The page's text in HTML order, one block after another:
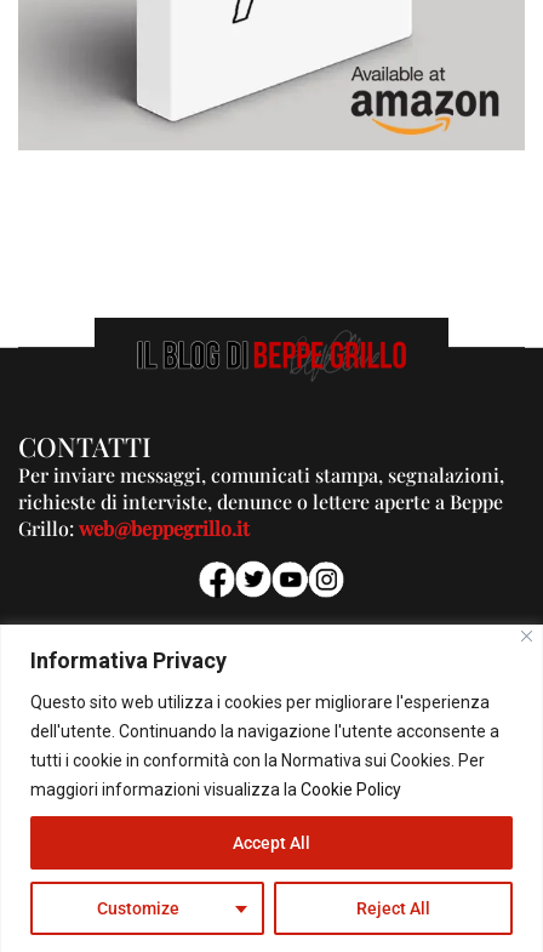
Informativa Privacy
Questo sito web utilizza i cookies per migliorare l'esperienza
dell'utente. Continuando la navigazione l'utente acconsente a
tutti i cookie in conformità con la Normativa sui Cookies. Per
maggiori informazioni visualizza la Cookie Policy
Customize Reject All
Accept All
CONTATTI
Per inviare messaggi, comunicati stampa, segnalazioni,
richieste di interviste, denunce o lettere aperte a Beppe
Grillo:web@beppegrillo.it
PUBBLICITA'
Per la tua pubblicità su questo Blog:
pubblicita@beppegrillo.it
© Copyright 2026 - Il Blog di Beppe Grillo. All Rights Reserved - Powered by
happygrafic.com